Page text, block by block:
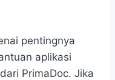
pentingnya
aplikasi
dari PrimaDoc. Jika